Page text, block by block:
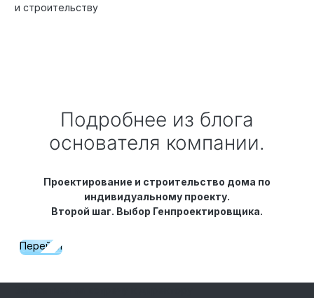
и строительству
Подробнее из блога
основателя компании.
Проектирование и строительство дома по
индивидуальному проекту.
Второй шаг. Выбор Генпроектировщика.
Перейти